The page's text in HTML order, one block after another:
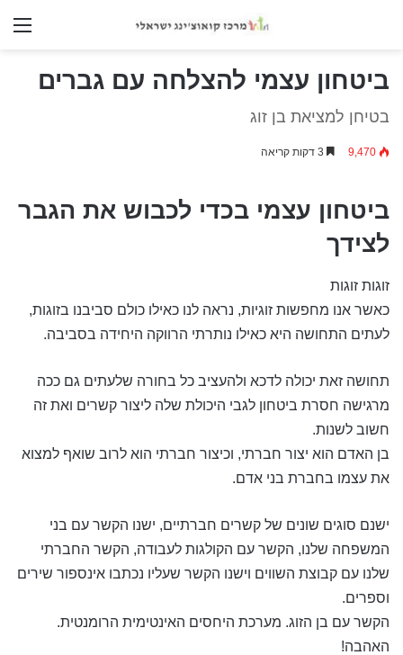
ביטחון עצמי להצלחה עם גברים
בטיחן למציאת בן זוג
9,470
ביטחון עצמי בכדי לכבוש את הגבר
לצידך
זוגות זוגות
כאשר אנו מחפשות זוגיות, נראה לנו כאילו כולם סביבנו בזוגות,
לעתים התחושה היא כאילו נותרתי הרווקה היחידה בסביבה.
תחושה זאת יכולה לדכא ולהעציב כל בחורה שלעתים גם ככה
מרגישה חסרת ביטחון לגבי היכולת שלה ליצור קשרים ואת זה
חשוב לשנות.
בן האדם הוא יצור חברתי, וכיצור חברתי הוא לרוב שואף למצוא
את עצמו בחברת בני אדם.
ישנם סוגים שונים של קשרים חברתיים, ישנו הקשר עם בני
המשפחה שלנו, הקשר עם הקולגות לעבודה, הקשר החברתי
שלנו עם קבוצת השווים וישנו הקשר שעליו נכתבו אינספור שירים
וספרים.
הקשר עם בן הזוג. מערכת היחסים האינטימית הרומנטית.
האהבה!